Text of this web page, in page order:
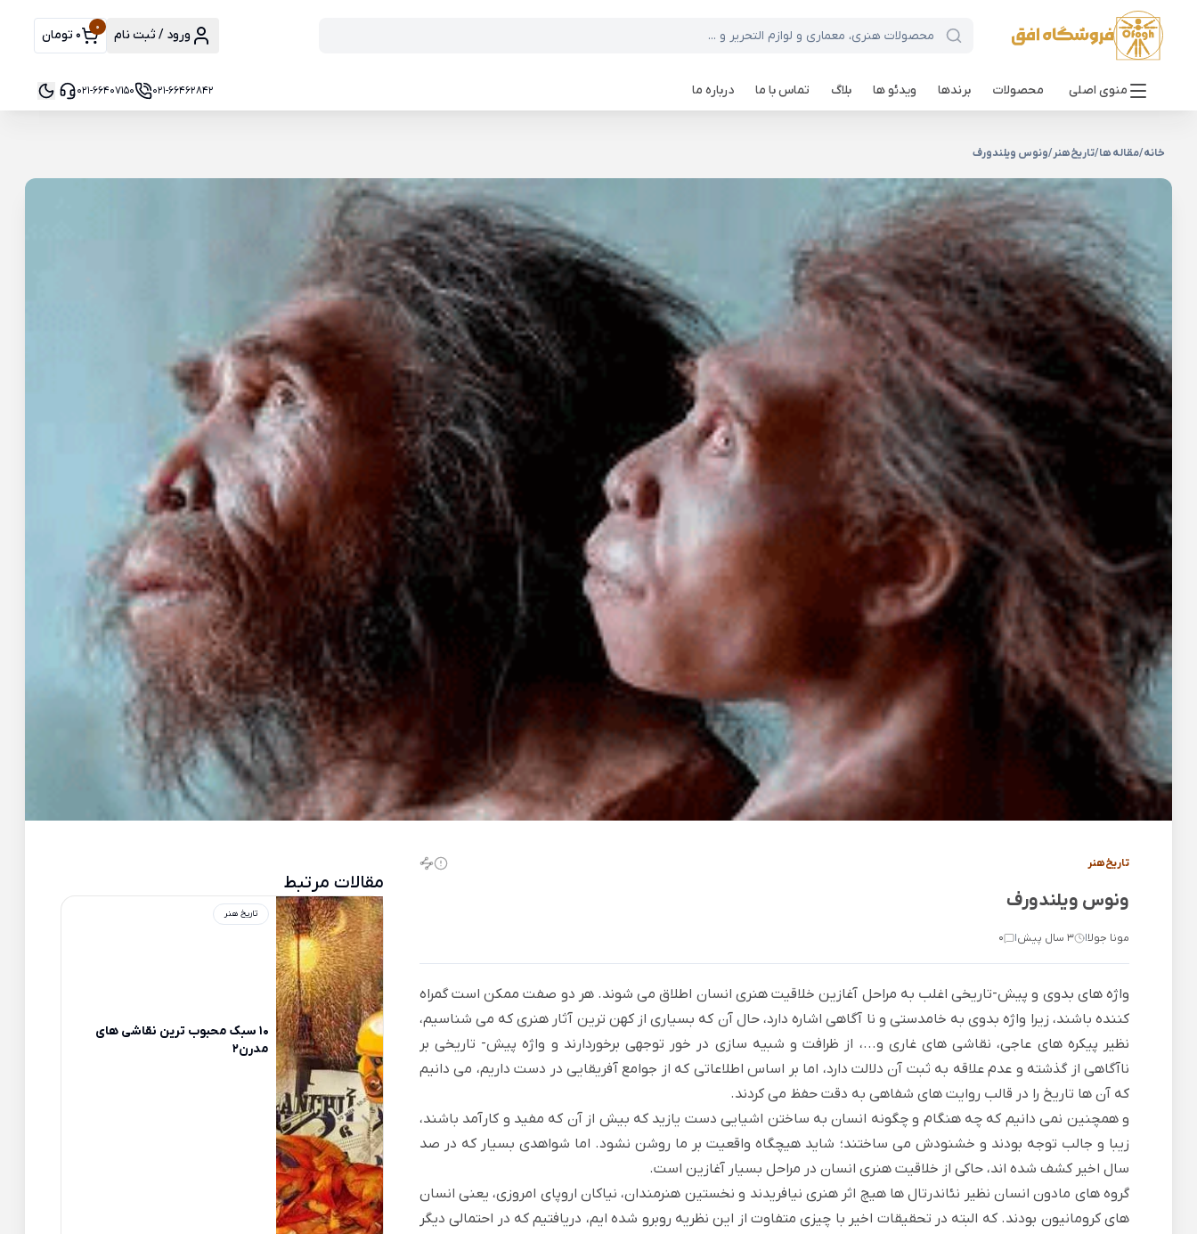
ورود / ثبت نام 0 0 تومان
منوی اصلی محصولات برندها ویدئو ها بلاگ تماس با ما درباره ما 021-66462842
021-66407150
خانه/مقاله ها/تاریخ هنر/ونوس ویلندورف
تاریخ هنر
ونوس ویلندورف
مونا جولا 3 سال پیش 0
واژه های بدوی و پیش-تاریخی اغلب به مراحل آغازین خلاقیت هنری انسان اطلاق می شوند. هر دو صفت ممکن است گمراه
کننده باشند، زیرا واژه بدوی به خامدستی و نا آگاهی اشاره دارد، حال آن که بسیاری از کهن ترین آثار هنری که می شناسیم،
نظیر پیکره های عاجی، نقاشی های غاری و...، از ظرافت و شبیه سازی در خور توجهی برخوردارند و واژه پیش- تاریخی بر
ناآگاهی از گذشته و عدم علاقه به ثبت آن دلالت دارد، اما بر اساس اطلاعاتی که از جوامع آفریقایی در دست داریم، می دانیم
که آن ها تاریخ را در قالب روایت های شفاهی به دقت حفظ می کردند.
و همچنین نمی دانیم که چه هنگام و چگونه انسان به ساختن اشیایی دست یازید که بیش از آن که مفید و کارآمد باشند،
زیبا و جالب توجه بودند و خشنودش می ساختند؛ شاید هیچگاه واقعیت بر ما روشن نشود. اما شواهدی بسیار که در صد
سال اخیر کشف شده اند، حاکی از خلاقیت هنری انسان در مراحل بسیار آغازین است.
گروه های مادون انسان نظیر نئاندرتال ها هیچ اثر هنری نیافریدند و نخستین هنرمندان، نیاکان اروپای امروزی، یعنی انسان
های کرومانیون بودند. که البته در تحقیقات اخیر با چیزی متفاوت از این نظریه روبرو شده ایم، دریافتیم که در احتمالی دیگر
مقالات مرتبط
تاریخ هنر
10 سبک محبوب ترین نقاشی های
مدرن2